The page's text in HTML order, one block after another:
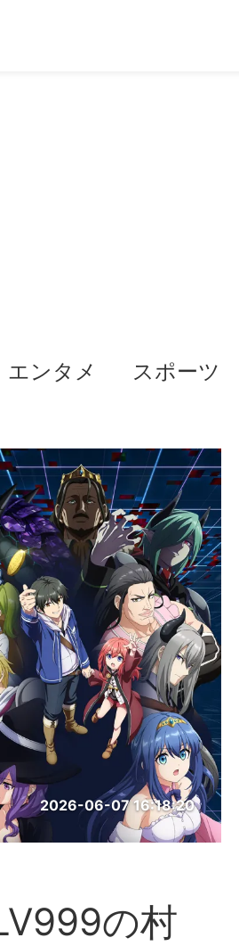
エンタメ スポーツ
2026-06-07 16:18:20
の村